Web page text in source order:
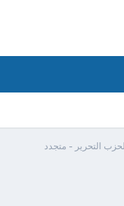
التحرير - متجدد